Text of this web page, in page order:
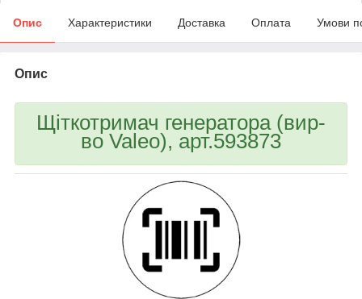
Опис Характеристики Доставка Оплата Умови
Опис
Щіткотримач генератора (вир-
во Valeo), арт.593873